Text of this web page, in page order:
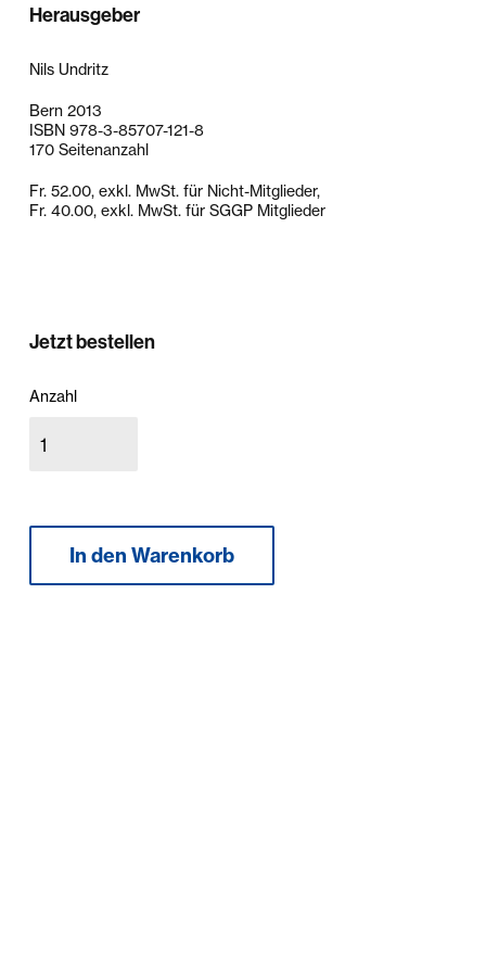
Herausgeber
Nils Undritz
Bern 2013
ISBN 978-3-85707-121-8
170 Seitenanzahl
Fr. 52.00, exkl. MwSt. für Nicht-Mitglieder,
Fr. 40.00, exkl. MwSt. für SGGP Mitglieder
Jetzt bestellen
Anzahl